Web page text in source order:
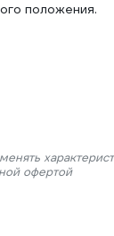
положения.
офертой